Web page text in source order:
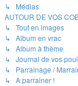
↳ Médias
AUTOUR DE VOS
↳ Tout en images
↳ Album en vrac
↳ Album à thème
↳ Journal de vos
↳ Parrainage /
↳ A parrainer !